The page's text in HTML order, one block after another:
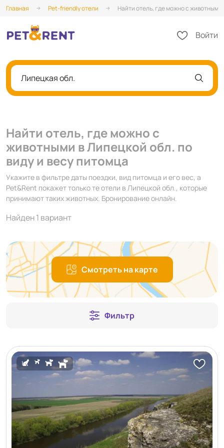
Главная Pet-friendly отели Найти отель, где можно с животными
Войти
Липецкая обл.
Найти отель, где можно с
животными в Липецкой обл. по
виду и весу питомца
Укажите в фильтре даты поездки, вид питомца и его вес, а
Pet&Rent покажет только те отели в Липецкой обл., которые
принимают таких животных. Бронирование онлайн.
Найден 1 вариант
Смотреть на карте
Фильтр